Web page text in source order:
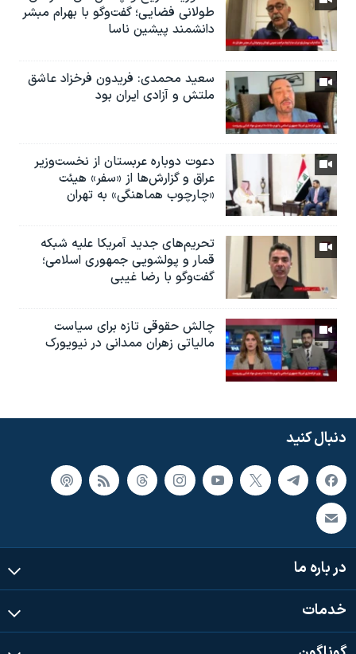
طولانی فضایی؛ گفت‌وگو با بهرام مبشر
دانشمند پیشین ناسا
سعید محمدی: فریدون فرخزاد عاشق
ملتش و آزادی ایران بود
دعوت دوباره عربستان از نخست‌وزیر
عراق و گزارش‌ها از «سفر» هیئت
«چارچوب هماهنگی» به تهران
تحریم‌های جدید آمریکا علیه شبکه
قمار و پولشویی جمهوری اسلامی؛
گفت‌وگو با رضا غیبی
چالش حقوقی تازه برای سیاست
مالیاتی زهران ممدانی در نیویورک
دنبال کنید
در باره ما
خدمات